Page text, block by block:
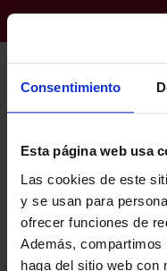
Consentimiento
Esta página web usa
Las cookies de este
y se usan para
ofrecer funciones de
Además, compartimos
haga del sitio web con
ES EU
últimas noticias y
Email
He leído y acepto la